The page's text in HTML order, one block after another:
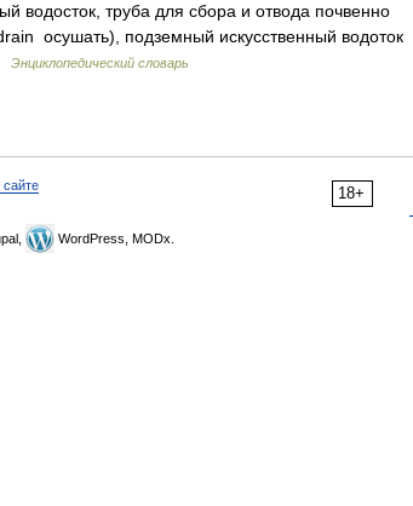
труба для сбора и отвода почвенно
осушать), подземный искусственный водоток
Энциклопедический словарь
18+
WordPress, MODx.